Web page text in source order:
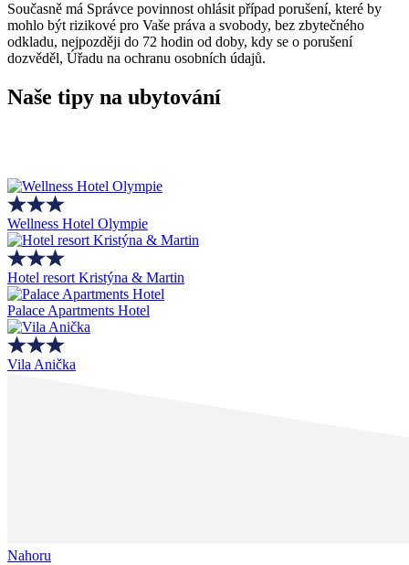
Současně má Správce povinnost ohlásit případ porušení, které by
mohlo být rizikové pro Vaše práva a svobody, bez zbytečného
odkladu, nejpozději do 72 hodin od doby, kdy se o porušení
dozvěděl, Úřadu na ochranu osobních údajů.
Naše tipy na ubytování
Wellness Hotel Olympie
Hotel resort Kristýna & Martin
Palace Apartments Hotel
Vila Anička
Nahoru